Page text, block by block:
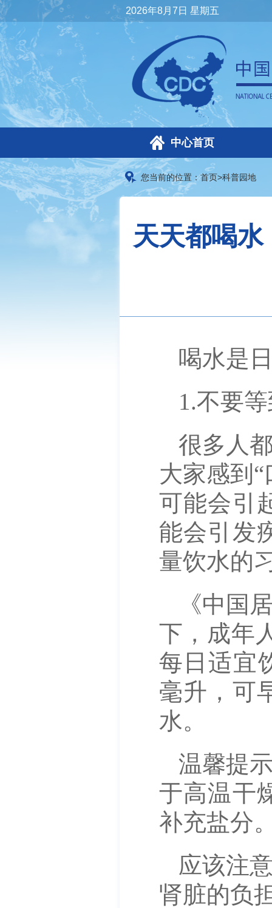
2026年8月7日 星期五
中心首页
您当前的位置：首页>科普园地
天天都喝
喝水是
1.不要
很多人
大家感到
可能会引
能会引发
量饮水的
《中国
下，成年
每日适宜
毫升，可
水。
温馨提
于高温干
补充盐分
应该注
肾脏的负